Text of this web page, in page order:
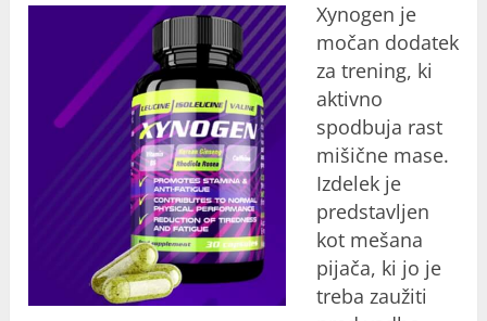
Xynogen je
močan dodatek
za trening, ki
aktivno
spodbuja rast
mišične mase.
Izdelek je
predstavljen
kot mešana
pijača, ki jo je
treba zaužiti